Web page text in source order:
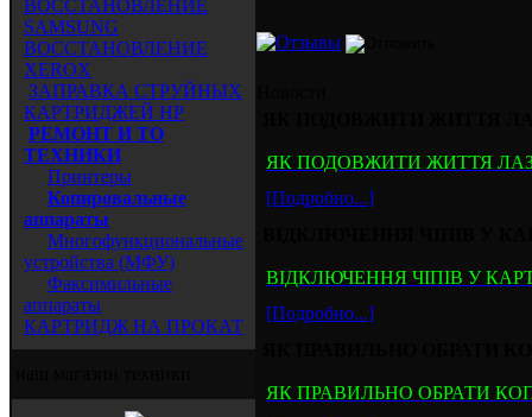
ВОССТАНОВЛЕНИЕ
SAMSUNG
ВОССТАНОВЛЕНИЕ
XEROX
ЗАПРАВКА СТРУЙНЫХ
КАРТРИДЖЕЙ HP
РЕМОНТ И ТО
ТЕХНИКИ
Принтеры
Копировальные
аппараты
Многофункциональные
устройства (МФУ)
Факсимильные
аппараты
КАРТРИДЖ НА ПРОКАТ
ЯК ПОДОВЖИТИ ЖИТТЯ
[Подробно...]
ВІДКЛЮЧЕННЯ ЧІПІВ У
[Подробно...]
ЯК ПРАВИЛЬНО ОБРАТИ